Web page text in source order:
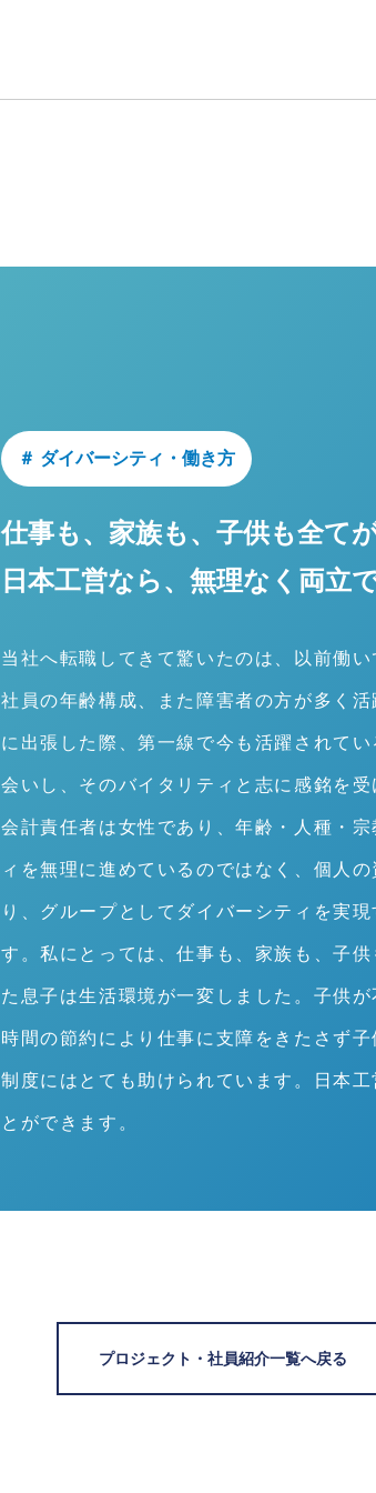
＃ ダイバーシティ・働き方
仕事も、家族も、子供も全てが
日本工営なら、無理なく両立
当社へ転職してきて驚いたのは、以前働
社員の年齢構成、また障害者の方が多く
に出張した際、第一線で今も活躍されて
会いし、そのバイタリティと志に感銘を
会計責任者は女性であり、年齢・人種・
ィを無理に進めているのではなく、個人
り、グループとしてダイバーシティを実
す。私にとっては、仕事も、家族も、子
た息子は生活環境が一変しました。子供
時間の節約により仕事に支障をきたさず
制度にはとても助けられています。日本
とができます。
プロジェクト・社員紹介一覧へ戻る